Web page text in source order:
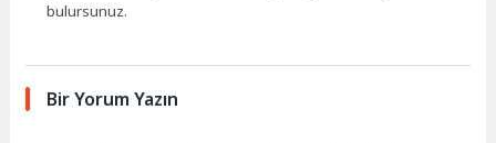
bulursunuz.
Bir Yorum Yazın